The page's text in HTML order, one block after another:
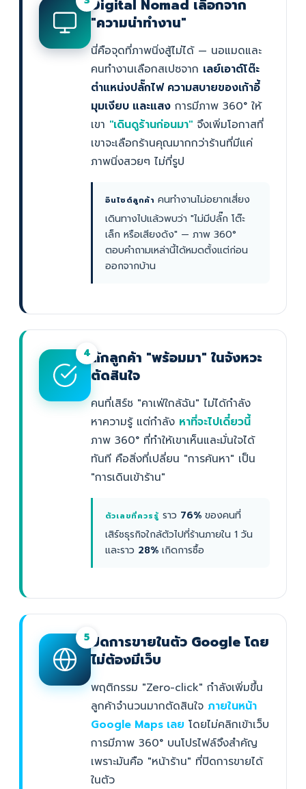
Digital Nomad เลือกจาก
"ความน่าทำงาน"
นี่คือจุดที่ภาพนิ่งสู้ไม่ได้ — นอแมดและ
คนทำงานเลือกสเปซจาก เลย์เอาต์โต๊ะ
ตำแหน่งปลั๊กไฟ ความสบายของเก้าอี้
มุมเงียบ และแสง การมีภาพ 360° ให้
เขา "เดินดูร้านก่อนมา" จึงเพิ่มโอกาสที่
เขาจะเลือกร้านคุณมากกว่าร้านที่มีแค่
ภาพนิ่งสวยๆ ไม่กี่รูป
อินไซต์ลูกค้า คนทำงานไม่อยากเสี่ยง
เดินทางไปแล้วพบว่า "ไม่มีปลั๊ก โต๊ะ
เล็ก หรือเสียงดัง" — ภาพ 360°
ตอบคำถามเหล่านี้ได้หมดตั้งแต่ก่อน
ออกจากบ้าน
4ดักลูกค้า "พร้อมมา" ในจังหวะ
ตัดสินใจ
คนที่เสิร์ช "คาเฟ่ใกล้ฉัน" ไม่ได้กำลัง
หาความรู้ แต่กำลัง หาที่จะไปเดี๋ยวนี้
ภาพ 360° ที่ทำให้เขาเห็นและมั่นใจได้
ทันที คือสิ่งที่เปลี่ยน "การค้นหา" เป็น
"การเดินเข้าร้าน"
ตัวเลขที่ควรรู้ ราว 76% ของคนที่
เสิร์ชธุรกิจใกล้ตัวไปที่ร้านภายใน 1 วัน
และราว 28% เกิดการซื้อ
5ปิดการขายในตัว Google โดย
ไม่ต้องมีเว็บ
พฤติกรรม "Zero-click" กำลังเพิ่มขึ้น
ลูกค้าจำนวนมากตัดสินใจ ภายในหน้า
Google Maps เลย โดยไม่คลิกเข้าเว็บ
การมีภาพ 360° บนโปรไฟล์จึงสำคัญ
เพราะมันคือ "หน้าร้าน" ที่ปิดการขายได้
ในตัว